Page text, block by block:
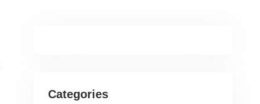
Categories